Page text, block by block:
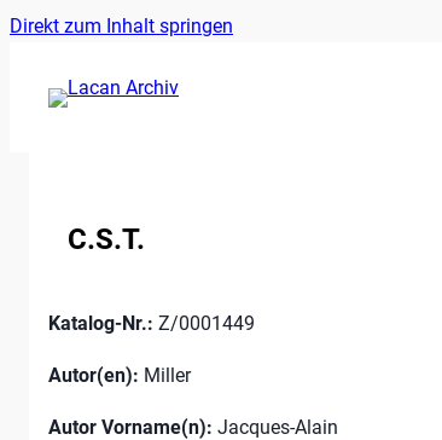
Direkt zum Inhalt springen
C.S.T.
Katalog-Nr.: Z/0001449
Autor(en): Miller
Autor Vorname(n): Jacques-Alain